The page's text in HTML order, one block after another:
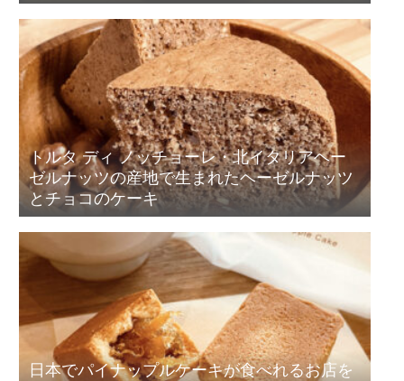
トルタ ディ ノッチョーレ・北イタリアヘー
ゼルナッツの産地で生まれたヘーゼルナッツ
とチョコのケーキ
日本でパイナップルケーキが食べれるお店を